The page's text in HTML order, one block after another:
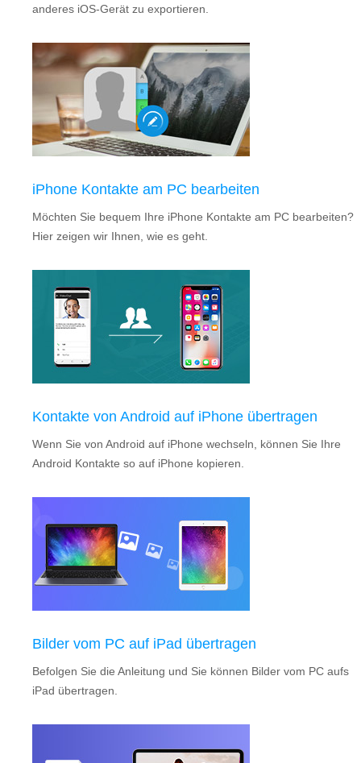
anderes iOS-Gerät zu exportieren.
iPhone Kontakte am PC bearbeiten
Möchten Sie bequem Ihre iPhone Kontakte am PC bearbeiten?
Hier zeigen wir Ihnen, wie es geht.
Kontakte von Android auf iPhone übertragen
Wenn Sie von Android auf iPhone wechseln, können Sie Ihre
Android Kontakte so auf iPhone kopieren.
Bilder vom PC auf iPad übertragen
Befolgen Sie die Anleitung und Sie können Bilder vom PC aufs
iPad übertragen.